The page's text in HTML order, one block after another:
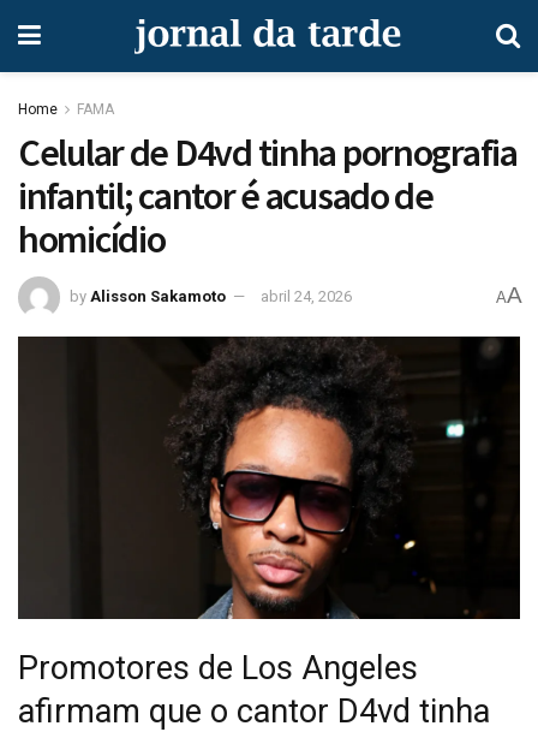
Home FAMA
Celular de D4vd tinha pornografia
infantil; cantor é acusado de
homicídio
by Alisson Sakamoto abril 24, 2026 AA
Promotores de Los Angeles
afirmam que o cantor D4vd tinha